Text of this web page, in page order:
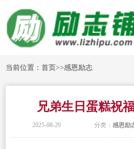
当前位置：首页>>感恩励志
兄弟生日蛋糕祝
2025-08-29 分类： 感恩励